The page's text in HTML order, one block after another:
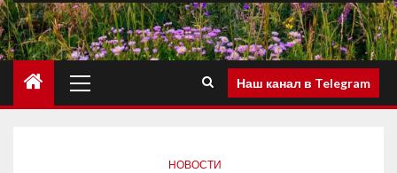
Наш канал в Telegram
НОВОСТИ